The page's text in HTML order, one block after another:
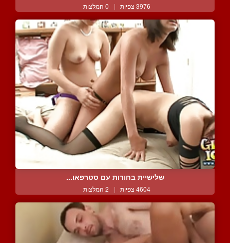
3976 צפיות | 0 המלצות
שלישיית בחורות עם סטרפאו...
4604 צפיות | 2 המלצות